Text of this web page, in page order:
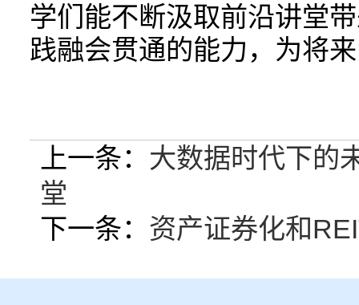
学们能不断汲取前沿讲堂
践融会贯通的能力，为将
上一条： 大数据时代下的
堂
下一条： 资产证券化和